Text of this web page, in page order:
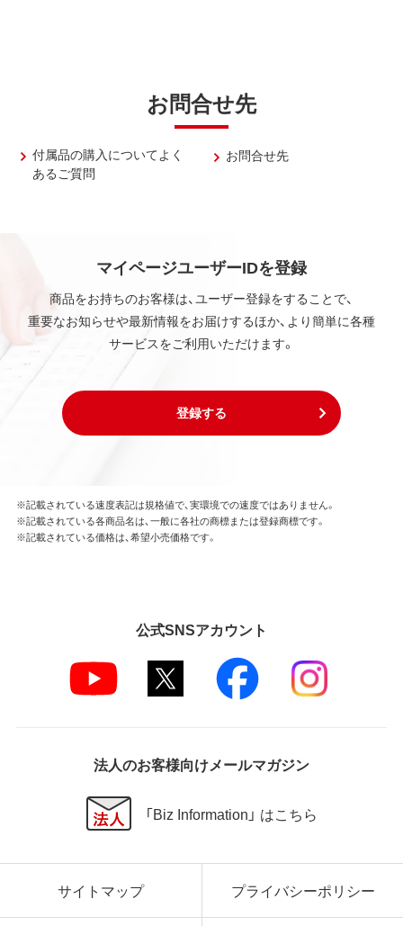
お問合せ先
付属品の購入についてよく
あるご質問
お問合せ先
マイページユーザーIDを登録
商品をお持ちのお客様は、ユーザー登録をすることで、
重要なお知らせや最新情報をお届けするほか、より簡単に各種
サービスをご利用いただけます。
登録する
※記載されている速度表記は規格値で、実環境での速度ではありません。
※記載されている各商品名は、一般に各社の商標または登録商標です。
※記載されている価格は、希望小売価格です。
公式SNSアカウント
法人のお客様向けメールマガジン
「Biz Information」 はこちら
サイトマップ プライバシーポリシー